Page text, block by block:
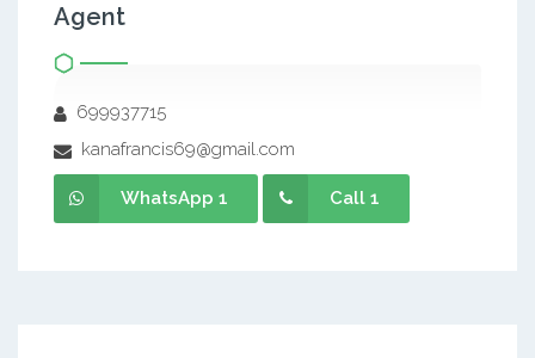
Agent
699937715
kanafrancis69@gmail.com
WhatsApp 1 Call 1